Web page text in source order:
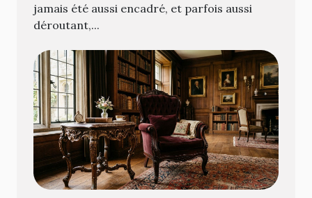
jamais été aussi encadré, et parfois aussi
déroutant,...